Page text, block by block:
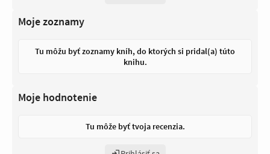
Moje zoznamy
Tu môžu byť zoznamy kníh, do ktorých si pridal(a) túto
knihu.
Moje hodnotenie
Tu môže byť tvoja recenzia.